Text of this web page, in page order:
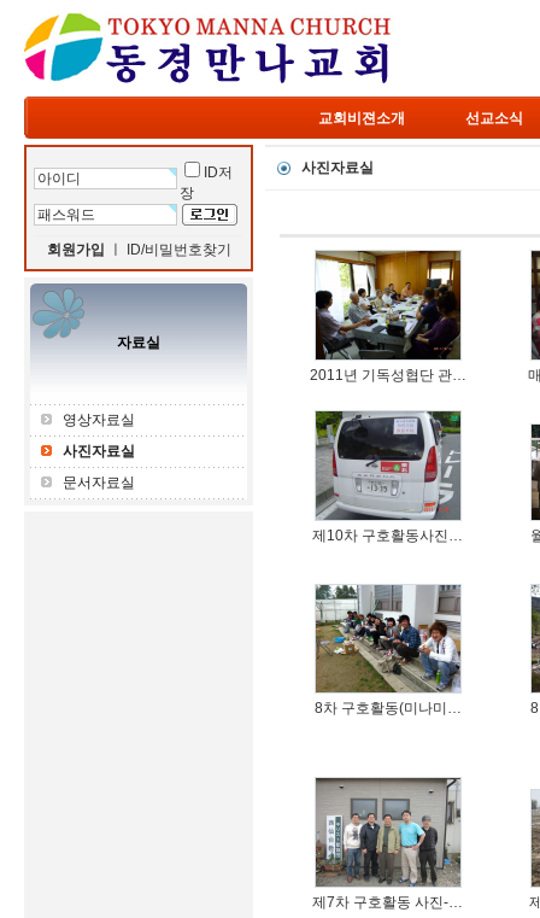
교회비젼소개 선교소식
ID저
장
회원가입 ID/비밀번호찾기
자료실
영상자료실
사진자료실
문서자료실
사진자료실
2011년 기독성협단 관…
제10차 구호활동사진…
8차 구호활동(미나미…
제7차 구호활동 사진-…